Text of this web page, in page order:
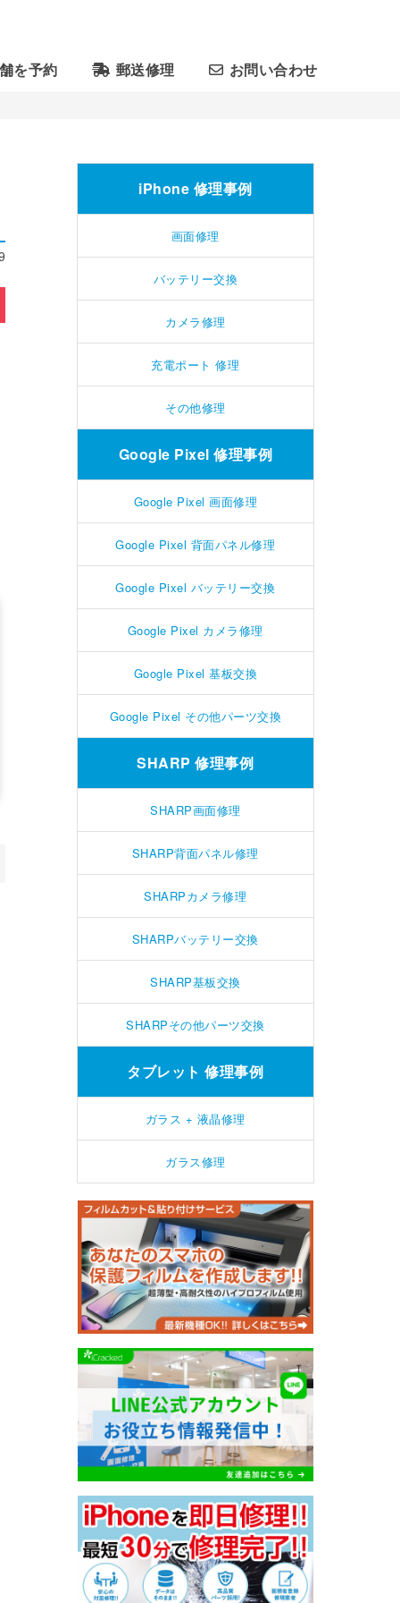
を予約 郵送修理 お問い合わせ
iPhone 修理事例
画面修理
バッテリー交換
カメラ修理
充電ポート 修理
その他修理
Google Pixel 修理事例
Google Pixel 画面修理
Google Pixel 背面パネル修理
Google Pixel バッテリー交換
Google Pixel カメラ修理
Google Pixel 基板交換
Google Pixel その他パーツ交換
SHARP 修理事例
SHARP画面修理
SHARP背面パネル修理
SHARPカメラ修理
SHARPバッテリー交換
SHARP基板交換
SHARPその他パーツ交換
タブレット 修理事例
ガラス + 液晶修理
ガラス修理